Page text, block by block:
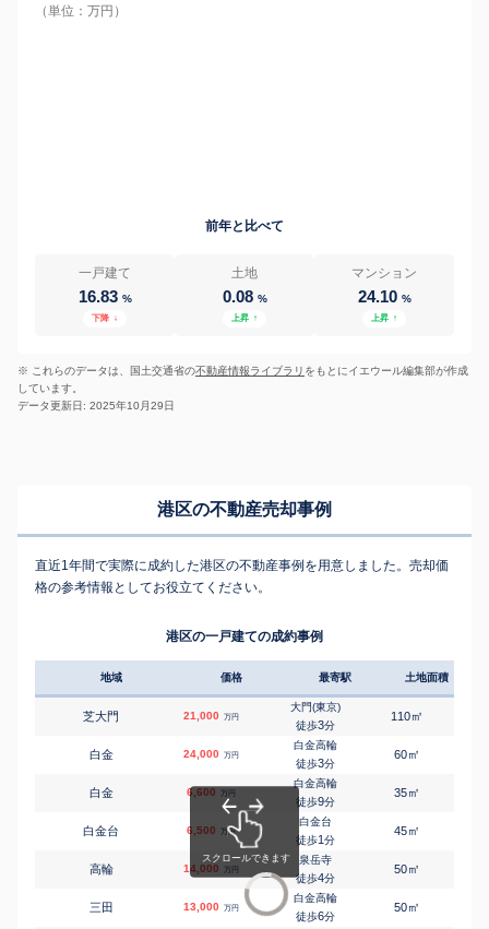
（単位：万円）
前年と比べて
一戸建て
16.83 %
下降 ↓
土地
0.08 %
上昇 ↑
マンション
24.10 %
上昇 ↑
※ これらのデータは、国土交通省の不動産情報ライブラリ をもとにイエウール編集部が作成
しています。
データ更新日: 2025年10月29日
港区の不動産売却事例
直近1年間で実際に成約した港区の不動産事例を用意しました。売却価
格の参考情報としてお役立てください。
港区の一戸建ての成約事例
地域 価格 最寄駅 土地面積
芝大門 21,000 万円
大門(東京)
徒歩3分
110㎡
白金 24,000 万円
白金高輪
徒歩3分
60㎡
白金 6,600 万円
白金高輪
徒歩9分
35㎡
白金台 6,500 万円
白金台
徒歩1 分
45㎡
高輪 14,000 万円
泉岳寺
徒歩4分
50㎡
三田 13,000 万円
白金高輪
徒歩6分
50㎡